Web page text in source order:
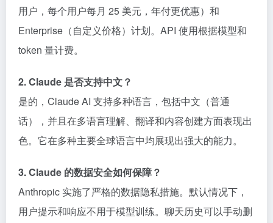
用户，每个用户每月 25 美元，年付更优惠）和
Enterprise（自定义价格）计划。API 使用根据模型和
token 量计费。
2. Claude 是否支持中文？
是的，Claude AI 支持多种语言，包括中文（普通
话），并且在多语言理解、翻译和内容创建方面表现出
色。它在多种主要全球语言中均展现出强大的能力。
3. Claude 的数据安全如何保障？
Anthropic 实施了严格的数据隐私措施。默认情况下，
用户提示和响应不用于模型训练。聊天历史可以手动删